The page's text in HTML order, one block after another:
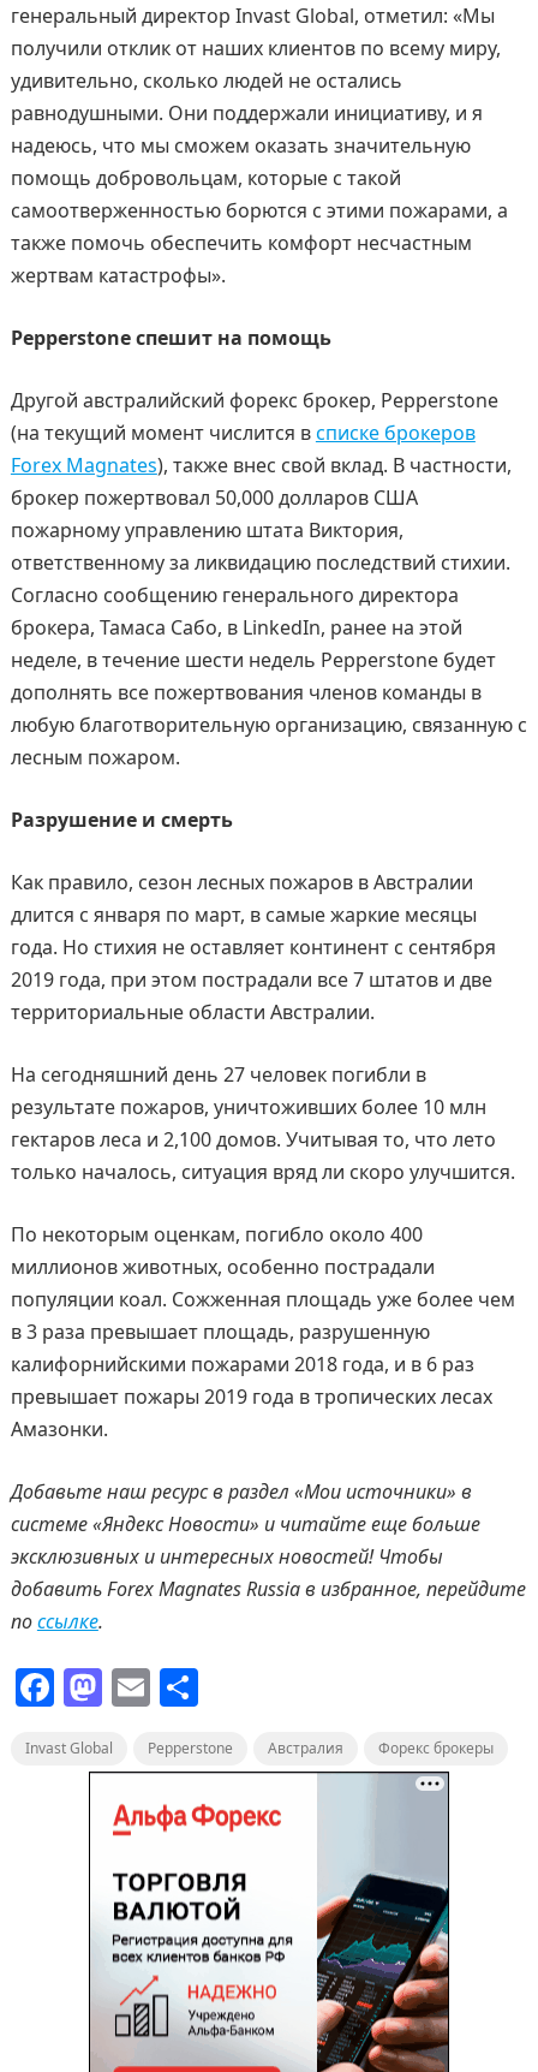
генеральный директор Invast Global, отметил: «Мы
получили отклик от наших клиентов по всему миру,
удивительно, сколько людей не остались
равнодушными. Они поддержали инициативу, и я
надеюсь, что мы сможем оказать значительную
помощь добровольцам, которые с такой
самоотверженностью борются с этими пожарами, а
также помочь обеспечить комфорт несчастным
жертвам катастрофы».
Pepperstone спешит на помощь
Другой австралийский форекс брокер, Pepperstone
(на текущий момент числится всписке брокеров
Forex Magnates), также внес свой вклад. В частности,
брокер пожертвовал 50,000 долларов США
пожарному управлению штата Виктория,
ответственному за ликвидацию последствий стихии.
Согласно сообщению генерального директора
брокера, Тамаса Сабо, в LinkedIn, ранее на этой
неделе, в течение шести недель Pepperstone будет
дополнять все пожертвования членов команды в
любую благотворительную организацию, связанную с
лесным пожаром.
Разрушение и смерть
Как правило, сезон лесных пожаров в Австралии
длится с января по март, в самые жаркие месяцы
года. Но стихия не оставляет континент с сентября
2019 года, при этом пострадали все 7 штатов и две
территориальные области Австралии.
На сегодняшний день 27 человек погибли в
результате пожаров, уничтоживших более 10 млн
гектаров леса и 2,100 домов. Учитывая то, что лето
только началось, ситуация вряд ли скоро улучшится.
По некоторым оценкам, погибло около 400
миллионов животных, особенно пострадали
популяции коал. Сожженная площадь уже более чем
в 3 раза превышает площадь, разрушенную
калифорнийскими пожарами 2018 года, и в 6 раз
превышает пожары 2019 года в тропических лесах
Амазонки.
Добавьте наш ресурс в раздел «Мои источники» в
системе «Яндекс Новости» и читайте еще больше
эксклюзивных и интересных новостей! Чтобы
добавитьForexMagnatesRussiaв избранное, перейдите
поссылке.
F
a
c
M
a
st
o
d
o
n
E
m
ai
l
О
п
р
а
в
и
т
ь
Invast Global Pepperstone Австралия Форекс брокеры